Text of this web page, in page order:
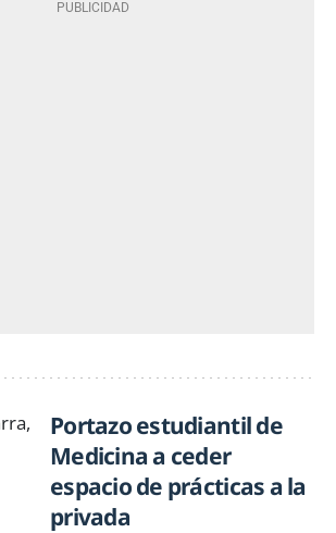
Portazo estudiantil de
Medicina a ceder
espacio de prácticas a la
privada